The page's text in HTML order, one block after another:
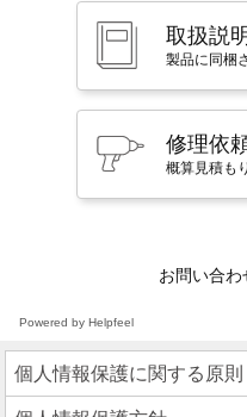
取扱説
製品に同梱
修理依
概算見積も
お問い合わ
Powered by Helpfeel
個人情報保護に関する原則